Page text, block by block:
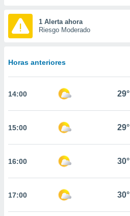
basada
permite
seguir
coste.
botón
a la
todas
nos
y análisis
1 Alerta ahora
Riesgo Moderado
Horas anteriores
14:00 29°
15:00 29°
16:00 30°
17:00 30°